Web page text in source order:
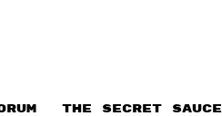
THE SECRET SAUCE​